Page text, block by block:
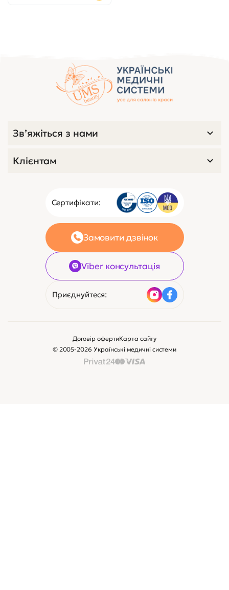
Сертифікати:
Замовити дзвінок
Viber консультація
Приєднуйтеся:
Зв’яжіться з нами
Клієнтам
© 2005-2026 Українські медичні системи
Договір офертиКарта сайту